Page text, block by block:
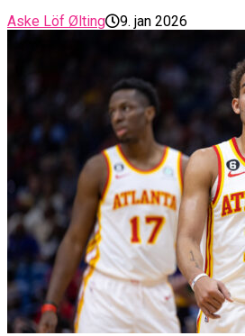
Aske Löf Ølting
9. jan 2026